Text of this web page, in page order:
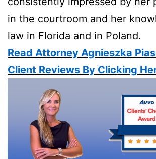
in the courtroom and her
law in Florida and in Poland.
Read Attorney Agnieszka
Client Reviews By Clicking